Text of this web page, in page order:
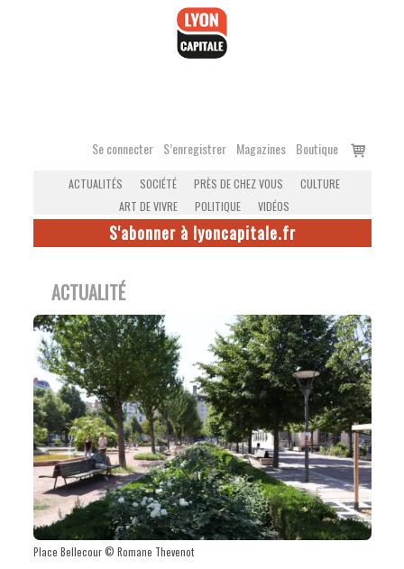
Se connecter S’enregistrer Magazines Boutique
Voir
ACTUALITÉS SOCIÉTÉ PRÈS DE CHEZ VOUS
CULTURE
ART DE VIVRE
POLITIQUE VIDÉOS
S'abonner à lyoncapitale.fr
ACTUALITÉ
Place Bellecour © Romane Thevenot